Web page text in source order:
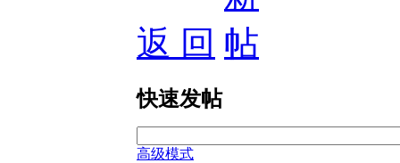
返 回
快速发帖
高级模式